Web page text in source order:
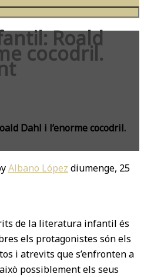
Roald
cocodril.
Dahl i l’enorme cocodril.
Albano López diumenge, 25
de la literatura infantil és
els protagonistes són els
i atrevits que s’enfronten a
possiblement els seus